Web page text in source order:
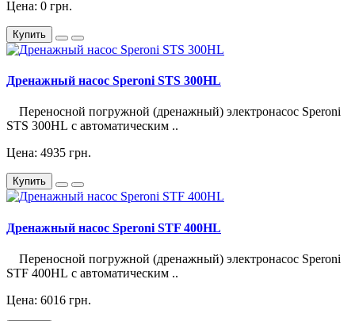
Цена: 0 грн.
Купить
Дренажный насос Speroni STS 300HL
Переносной погружной (дренажный) электронасос Speroni
STS 300HL с автоматическим ..
Цена: 4935 грн.
Купить
Дренажный насос Speroni STF 400HL
Переносной погружной (дренажный) электронасос Speroni
STF 400HL с автоматическим ..
Цена: 6016 грн.